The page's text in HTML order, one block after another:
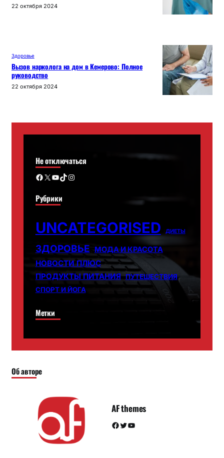
22 октября 2024
Здоровье
Вызов нарколога на дом в Кемерово: Полное
руководство
22 октября 2024
Не отключаться
Facebook X YouTube TikTok Instagram
Рубрики
UNCATEGORISED ДИЕТЫ
ЗДОРОВЬЕ МОДА И КРАСОТА
НОВОСТИ ПЛЮС
ПРОДУКТЫ ПИТАНИЯ ПУТЕШЕСТВИЯ
СПОРТ И ЙОГА
Метки
Об авторе
AF themes
Facebook Twitter YouTube